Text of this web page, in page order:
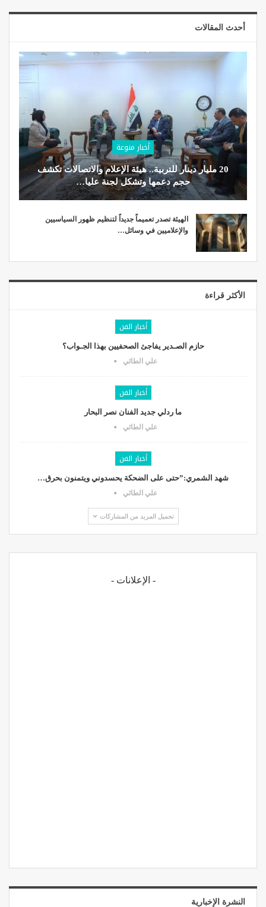
أحدث المقالات
أخبار منوعة
20 مليار دينار للتربية.. هيئة الإعلام والاتصالات تكشف
حجم دعمها وتشكل لجنة عليا…
الهيئة تصدر تعميماً جديداً لتنظيم ظهور السياسيين
والإعلاميين في وسائل…
الأكثر قراءة
أخبار الفن
حازم الصـدير يفاجئ الصحفيين بهذا الجـواب؟
علي الطائي
أخبار الفن
ما ردلي جديد الفنان نصر البحار
علي الطائي
أخبار الفن
شهد الشمري:”حتى على الضحكة يحسدوني ويتمنون بحرق…
علي الطائي
تحميل المزيد من المشاركات
- الإعلانات -
النشرة الإخبارية